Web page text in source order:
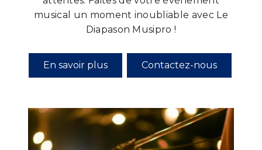
musical un moment inoubliable avec Le
Diapason Musipro !
En savoir plus Contactez-nous